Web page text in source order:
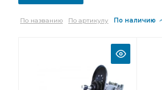
По названию По артикулу По наличию